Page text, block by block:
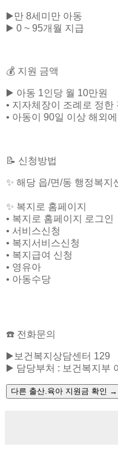
▶️만 8세미만 아동
▶️ 0 ~ 95개월 지급
💰 지원 금액
▶️ 아동 1인당 월 10만원
• 지자체장이 조례로 정
• 아동이 90일 이상 해외
📝 신청방법
✨ 해당 읍/면/동 행정복지
✨ 복지로 홈페이지
• 복지로 홈페이지 로그인
• 서비스신청
• 복지서비스신청
• 복지급여 신청
• 영유아
• 아동수당
☎️ 전화문의
▶️보건복지상담센터 129
▶️ 담당부처 : 보건복지부
다른 출산.육아 지원금 확인 →